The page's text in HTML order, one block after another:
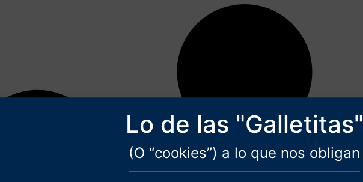
Lo de las "Galletitas"
(O “cookies”) a lo que nos obligan